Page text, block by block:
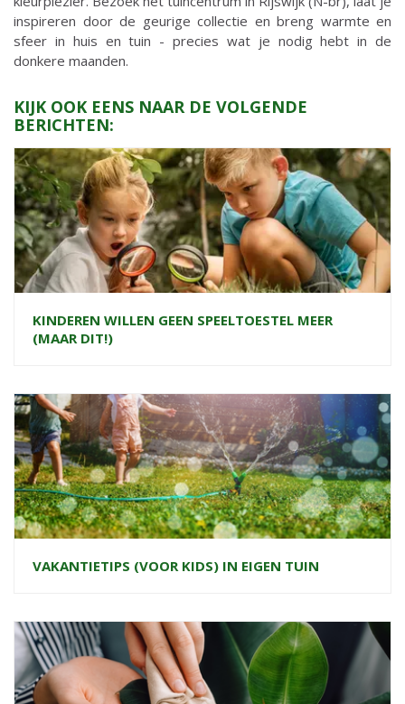
inspireren door de geurige collectie en breng warmte en
sfeer in huis en tuin - precies wat je nodig hebt in de
donkere maanden.
KIJK OOK EENS NAAR DE VOLGENDE
BERICHTEN:
KINDEREN WILLEN GEEN SPEELTOESTEL MEER
(MAAR DIT!)
VAKANTIETIPS (VOOR KIDS) IN EIGEN TUIN